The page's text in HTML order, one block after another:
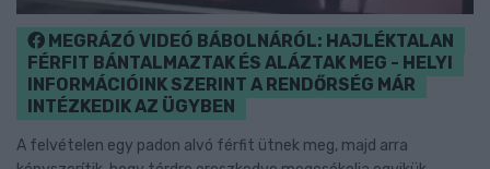
MEGRÁZÓ VIDEÓ BÁBOLNÁRÓL: HAJLÉKTALAN
FÉRFIT BÁNTALMAZTAK ÉS ALÁZTAK MEG - HELYI
INFORMÁCIÓINK SZERINT A RENDŐRSÉG MÁR
INTÉZKEDIK AZ ÜGYBEN
A felvételen egy padon alvó férfit ütnek meg, majd arra